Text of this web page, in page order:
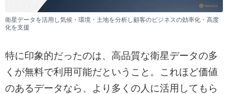
衛星データを活用し気候・環境・土地を分析し顧客のビジネスの効率化・高度
化を支援
特に印象的だったのは、高品質な衛星データの多
くが無料で利用可能だということ。これほど価値
のあるデータなら、より多くの人に活用してもら